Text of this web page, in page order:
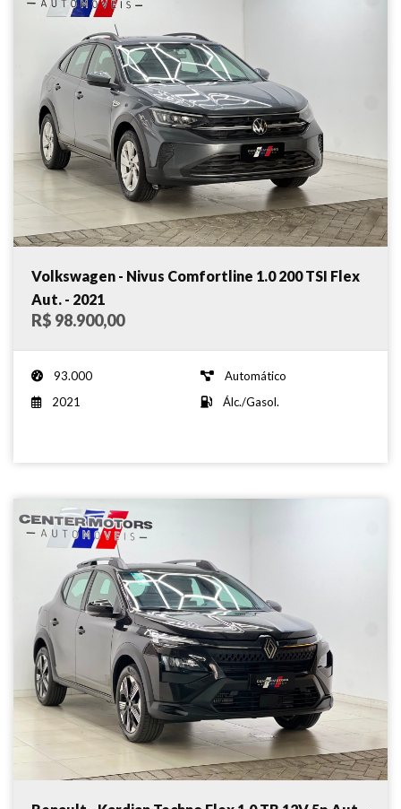
Volkswagen - Nivus Comfortline 1.0 200 TSI Flex
Aut. - 2021
R$ 98.900,00
93.000
Automático
2021
Álc./Gasol.